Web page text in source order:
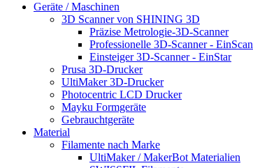
Geräte / Maschinen
3D Scanner von SHINING 3D
Präzise Metrologie-3D-Scanner
Professionelle 3D-Scanner - EinScan
Einsteiger 3D-Scanner - EinStar
Prusa 3D-Drucker
UltiMaker 3D-Drucker
Photocentric LCD Drucker
Mayku Formgeräte
Gebrauchtgeräte
Material
Filamente nach Marke
UltiMaker / MakerBot Materialien